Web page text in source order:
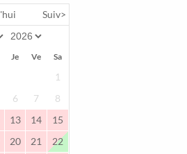
Suiv>
Je Ve Sa
1
6 7
8
13 14
15
20 21
22